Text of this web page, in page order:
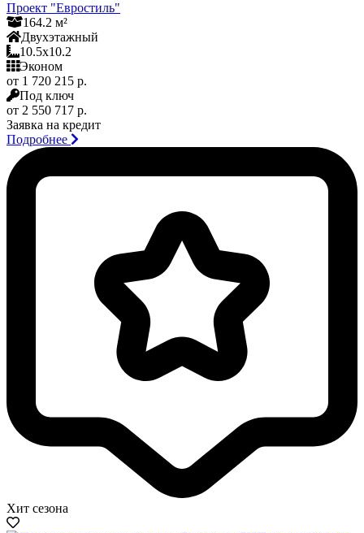
Проект "Евростиль"
164.2 м²
Двухэтажный
10.5x10.2
Эконом
от 1 720 215 р.
Под ключ
от 2 550 717 р.
Заявка на кредит
Подробнее
Хит сезона